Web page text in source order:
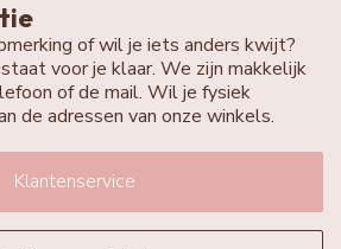
of wil je iets anders kwijt?
voor je klaar. We zijn makkelijk
of de mail. Wil je fysiek
de adressen van onze winkels.
Klantenservice